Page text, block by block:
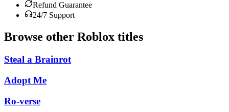
Refund Guarantee
24/7 Support
Browse other Roblox titles
Steal a Brainrot
Adopt Me
Ro-verse